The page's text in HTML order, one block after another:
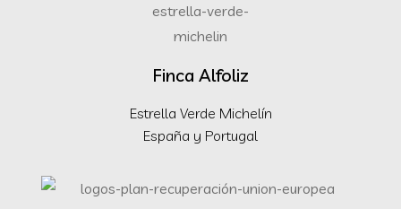
Finca Alfoliz
Estrella Verde Michelín
España y Portugal